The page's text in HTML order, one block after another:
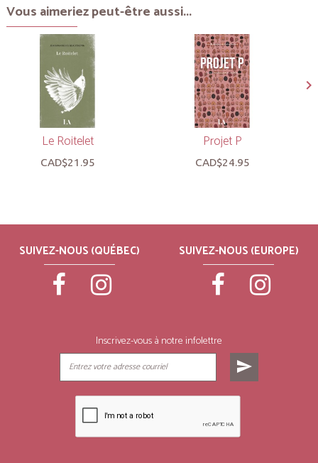
Vous aimeriez peut-être aussi...
Le Roitelet
CAD$21.95
Projet P
CAD$24.95
SUIVEZ-NOUS (QUÉBEC) SUIVEZ-NOUS (EUROPE)
Inscrivez-vous à notre infolettre
send